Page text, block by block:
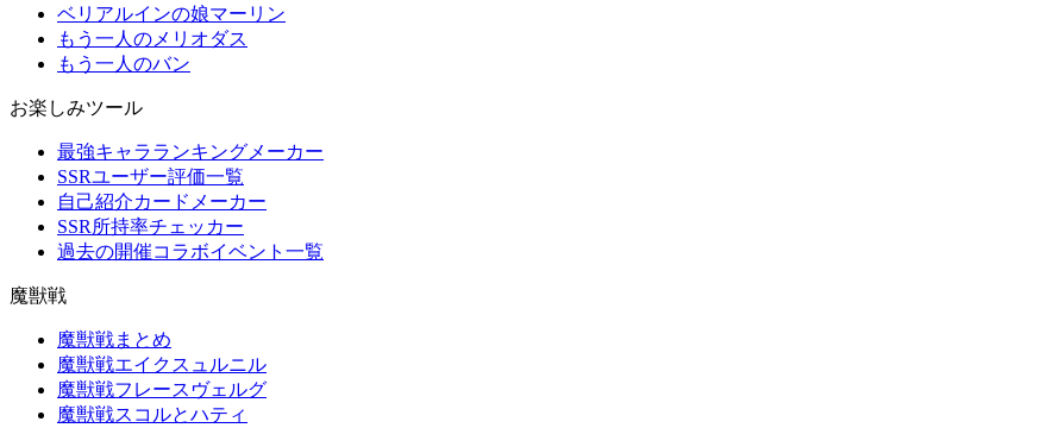
ベリアルインの娘マーリン
もう一人のメリオダス
もう一人のバン
お楽しみツール
最強キャラランキングメーカー
SSRユーザー評価一覧
自己紹介カードメーカー
SSR所持率チェッカー
過去の開催コラボイベント一覧
魔獣戦
魔獣戦まとめ
魔獣戦エイクスュルニル
魔獣戦フレースヴェルグ
魔獣戦スコルとハティ